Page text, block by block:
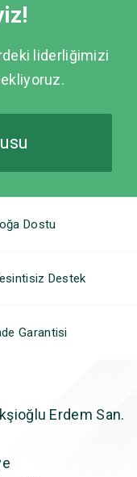
liderliğimizi
Dostu
Destek
Garantisi
Erdem San.